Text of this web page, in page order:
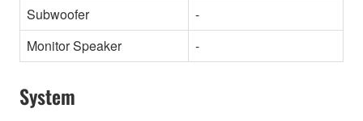
Subwoofer
-
Monitor Speaker
-
System